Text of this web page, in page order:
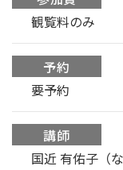
観覧料のみ
予約
要予約
講師
国近 有佑子（